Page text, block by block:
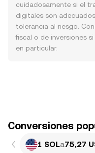
cuidadosamente si el
digitales son
tolerancia al riesgo.
fiscal o de inversiones
en particular.
Conversiones
1 SOLa75,27